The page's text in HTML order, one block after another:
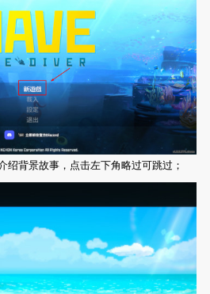
绍背景故事，点击左下角略过可跳过；